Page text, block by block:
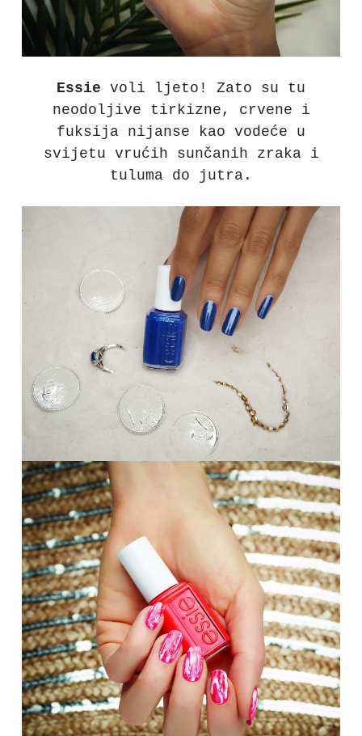
Essie voli ljeto! Zato su tu
neodoljive tirkizne, crvene i
fuksija nijanse kao vodeće u
svijetu vrućih sunčanih zraka i
tuluma do jutra.